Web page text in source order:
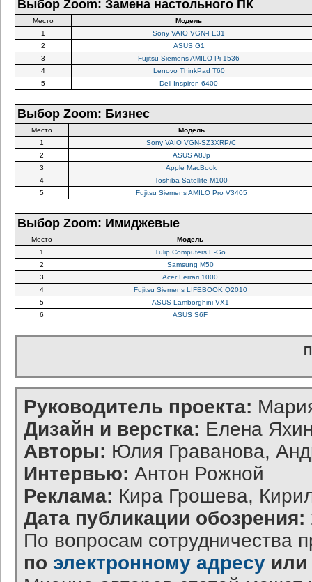
Выбор Zoom: Замена настольного ПК
Место
Модель
1
Sony VAIO VGN-FE31
2
ASUS G1
3
Fujitsu Siemens AMILO Pi 1536
4
Lenovo ThinkPad T60
5
Dell Inspiron 6400
Выбор Zoom: Бизнес
Место
Модель
1
Sony VAIO VGN-SZ3XRP/C
2
ASUS A8Jp
3
Apple MacBook
4
Toshiba Satellite M100
5
Fujitsu Siemens AMILO Pro V3405
Выбор Zoom: Имиджевые
Место
Модель
1
Tulip Computers E-Go
2
Samsung M50
3
Acer Ferrari 1000
4
Fujitsu Siemens LIFEBOOK Q2010
5
ASUS Lamborghini VX1
6
ASUS S6F
Руководитель проекта:
Дизайн и верстка: Елена
Авторы: Юлия Граванова,
Интервью: Антон Рожной
Реклама: Кира Грошева,
Дата публикации обозрения:
По вопросам сотрудничества
по электронному адресу